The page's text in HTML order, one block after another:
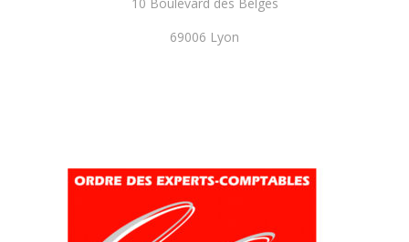
69006 Lyon